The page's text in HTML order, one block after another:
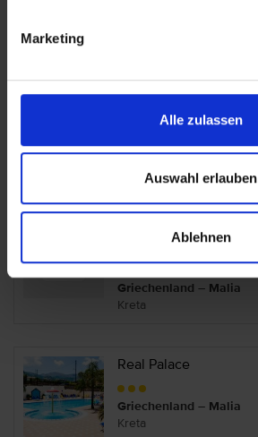
Marketing
Alle zulassen
Auswahl erlauben
Ablehnen
Meropi
Kreta
Phaea Cretan Malia
Griechenland – Malia
Kreta
Real Palace
Griechenland – Malia
Kreta